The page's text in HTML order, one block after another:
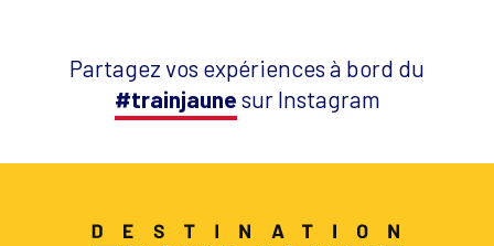
Partagez vos expériences à bord du
#trainjaune sur Instagram